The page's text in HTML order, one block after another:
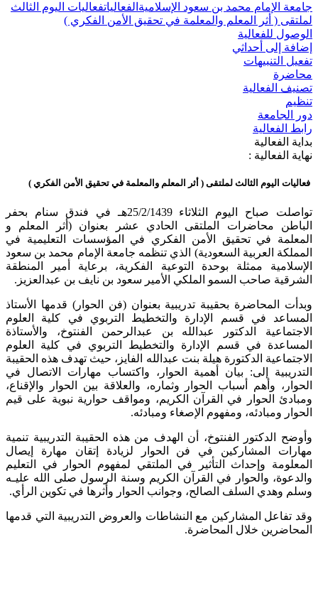
جامعة الإمام محمد بن سعود الإسلامية الفعالياتفعاليات اليوم الثالث
لملتقى ( أثر المعلم والمعلمة في تحقيق الأمن الفكري )
الوصول للفعالية
إضافة إلى أحداثي
تفعيل التنبيهات
محاضرة
تصنيف الفعالية
تنظيم
دور الجامعة
رابط الفعالية
بداية الفعالية
نهاية الفعالية :
فعاليات اليوم الثالث لملتقى ( أثر المعلم والمعلمة في تحقيق الأمن الفكري )
تواصلت صباح اليوم الثلاثاء 25/2/1439هـ في فندق سنام بحفر
الباطن محاضرات الملتقى الحادي عشر بعنوان (أثر المعلم و
المعلمة في تحقيق الأمن الفكري في المؤسسات التعليمية في
المملكة العربية السعودية) الذي تنظمه جامعة الإمام محمد بن سعود
الإسلامية ممثلة بوحدة التوعية الفكرية، برعاية أمير المنطقة
الشرقية صاحب السمو الملكي الأمير سعود بن نايف بن عبدالعزيز.
وبدأت المحاضرة بحقيبة تدريبية بعنوان (فن الحوار) قدمها الأستاذ
المساعد في قسم الإدارة والتخطيط التربوي في كلية العلوم
الاجتماعية الدكتور عبدالله بن عبدالرحمن الفنتوخ، والأستاذة
المساعدة في قسم الإدارة والتخطيط التربوي في كلية العلوم
الاجتماعية الدكتورة هيلة بنت عبدالله الفايز، حيث تهدف هذه الحقيبة
التدريبية إلى: بيان أهمية الحوار، واكتساب مهارات الاتصال في
الحوار، وأهم أسباب الحوار وثماره، والعلاقة بين الحوار والإقناع،
ومبادئ الحوار في القرآن الكريم، ومواقف حوارية نبوية على قيم
الحوار ومبادئه، ومفهوم الإصغاء ومبادئه.
وأوضح الدكتور الفنتوخ، أن الهدف من هذه الحقيبة التدريبية تنمية
مهارات المشاركين في فن الحوار لزيادة إتقان مهارة إيصال
المعلومة وإحداث التأثير في الملتقي لمفهوم الحوار في التعليم
والدعوة، والحوار في القرآن الكريم وسنة الرسول صلى الله عليـه
وسلم وهدي السلف الصالح، وجوانب الحوار وأثرها في تكوين الرأي.
وقد تفاعل المشاركين مع النشاطات والعروض التدريبية التي قدمها
المحاضرين خلال المحاضرة.